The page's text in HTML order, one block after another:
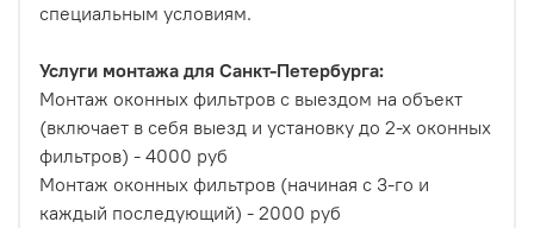
специальным условиям.
Услуги монтажа для Санкт-Петербурга:
Монтаж оконных фильтров с выездом на объект
(включает в себя выезд и установку до 2-х оконных
фильтров) - 4000 руб
Монтаж оконных фильтров (начиная с 3-го и
каждый последующий) - 2000 руб